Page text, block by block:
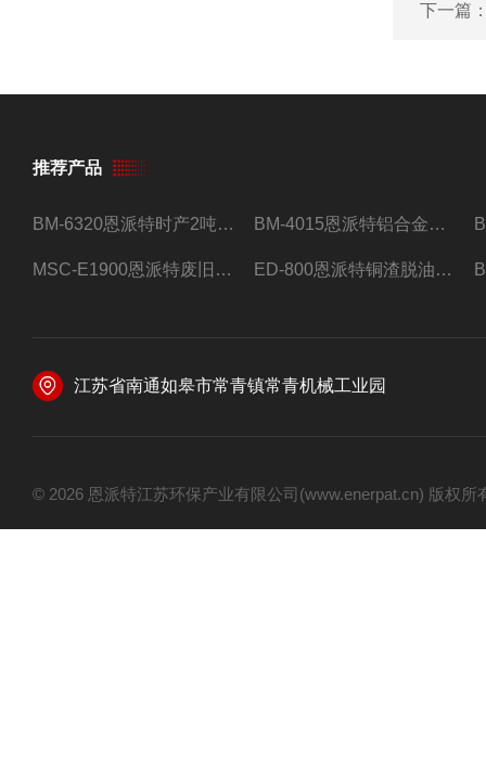
下一篇
推荐产品
BM-6320恩派特时产2吨合金钢屑压饼机 BM-4015恩派特铝合金屑压饼机 脱油效果好
MSC-E1900恩派特废旧锂电池极片破碎处理设备 ED-800恩派特铜渣脱油机废铜屑铝屑甩油机
江苏省南通如皋市常青镇常青机械工业园
© 2026 恩派特江苏环保产业有限公司(www.enerpat.cn) 版权